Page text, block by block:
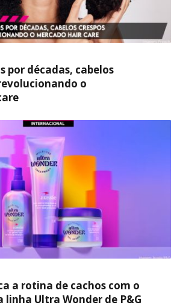
por décadas, cabelos
o
a rotina de cachos com o
Ultra Wonder de P&G